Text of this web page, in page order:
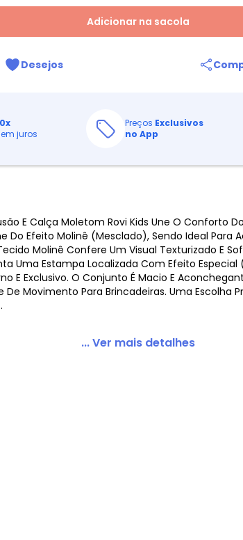
com Calça Moletom Molinê Azul
Adicionar na sacola
Desejos
x
juros
Preços Exclusivos
no App
E Calça Moletom Rovi Kids Une O Conforto
Do Efeito Molinê (Mesclado), Sendo Ideal Para
Molinê Confere Um Visual Texturizado E
Uma Estampa Localizada Com Efeito Especial
E Exclusivo. O Conjunto É Macio E
De Movimento Para Brincadeiras. Uma Escolha
... Ver mais detalhes